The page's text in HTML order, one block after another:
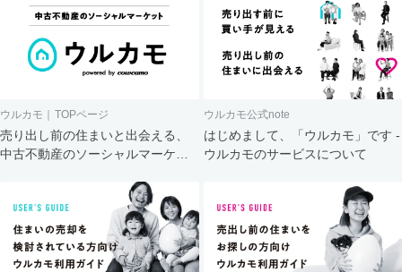
ウルカモ｜TOPページ
売り出し前の住まいと出会える、
中古不動産のソーシャルマーケッ
ウルカモ公式note
はじめまして、「ウルカモ」です -
ウルカモのサービスについて